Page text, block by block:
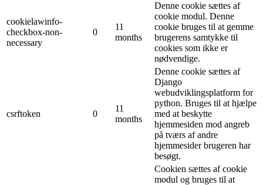
cookielawinfo-
checkbox-non-
necessary
0
11
months
Denne cookie sættes af
cookie modul. Denne
cookie bruges til at gemme
brugerens samtykke til
cookies som ikke er
nødvendige.
csrftoken 0
11
months
Denne cookie sættes af
Django
webudviklingsplatform for
python. Bruges til at hjælpe
med at beskytte
hjemmesiden mod angreb
på tværs af andre
hjemmesider brugeren har
besøgt.
Cookien sættes af cookie
modul og bruges til at